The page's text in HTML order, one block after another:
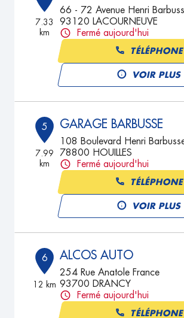
7.33
km
66 - 72 Avenue Henri
93120 LACOURNEUVE
Fermé aujourd'hui
TÉLÉPHONE
VOIR PLUS
5
7.99
km
GARAGE BARBUSSE
108 Boulevard Henri
78800 HOUILLES
Fermé aujourd'hui
TÉLÉPHONE
VOIR PLUS
6
12 km
ALCOS AUTO
254 Rue Anatole France
93700 DRANCY
Fermé aujourd'hui
TÉLÉPHONE